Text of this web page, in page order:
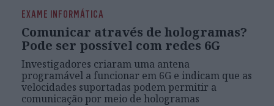
EXAME INFORMÁTICA
Comunicar através de hologramas?
Pode ser possível com redes 6G
Investigadores criaram uma antena
programável a funcionar em 6G e indicam que as
velocidades suportadas podem permitir a
comunicação por meio de hologramas